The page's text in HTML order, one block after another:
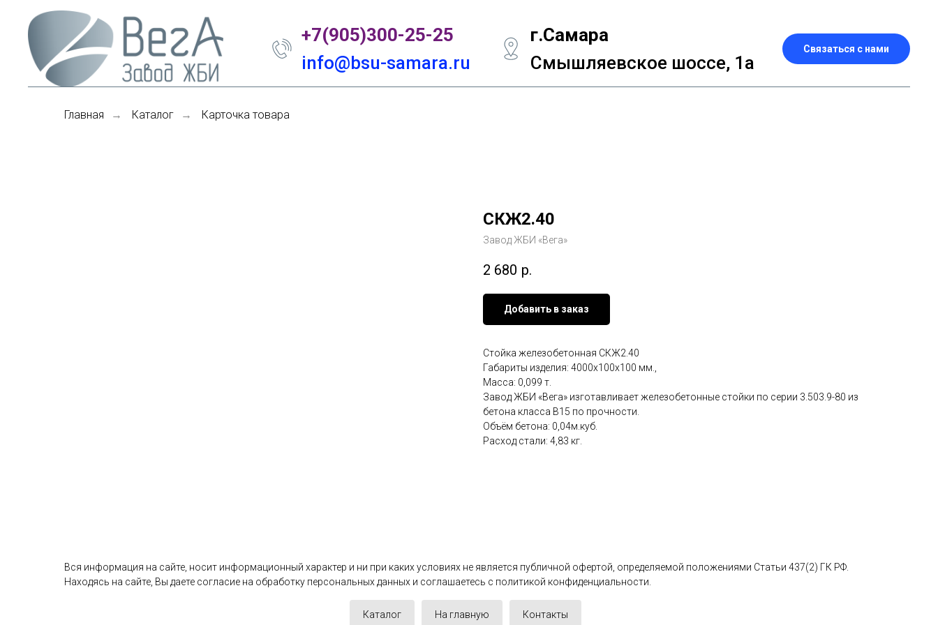
+7(905)300-25-25
info@bsu-samara.ru
г.Самара
Смышляевское шоссе, 1а
Связаться с нами
Главная → Каталог → Карточка товара
СКЖ2.40
Завод ЖБИ «Вега»
2 680 р.
Добавить в заказ
Стойка железобетонная СКЖ2.40
Габариты изделия: 4000x100x100 мм.,
Масса: 0,099 т.
Завод ЖБИ «Вега» изготавливает железобетонные стойки по серии 3.503.9-80 из
бетона класса B15 по прочности.
Объём бетона: 0,04м.куб.
Расход стали: 4,83 кг.
Вся информация на сайте, носит информационный характер и ни при каких условиях не является публичной офертой, определяемой положениями Статьи 437(2) ГК РФ.
Находясь на сайте, Вы даете согласие на обработку персональных данных и соглашаетесь c политикой конфиденциальности.
Каталог На главную Контакты